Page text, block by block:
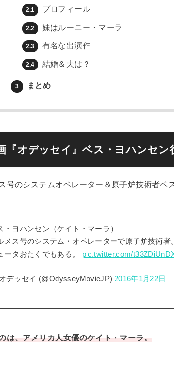
2.1 プロフィール
2.2 妹はルーニー・マーラ
2.3 有名な出演作
2.4 結婚＆夫は？
3 まとめ
『オデッセイ』ベス・ヨハンセン
号のシステムオペレーター＆原子炉技術者ベ
・ヨハンセン（ケイト・マーラ）
メス号のシステム・オペレーターで原子炉技術
ータおたくでもある。 pic.twitter.com/
デッセイ (@OdysseyMovieJP) 2016年1月22日
は、アメリカ人女優のケイト・マーラ。